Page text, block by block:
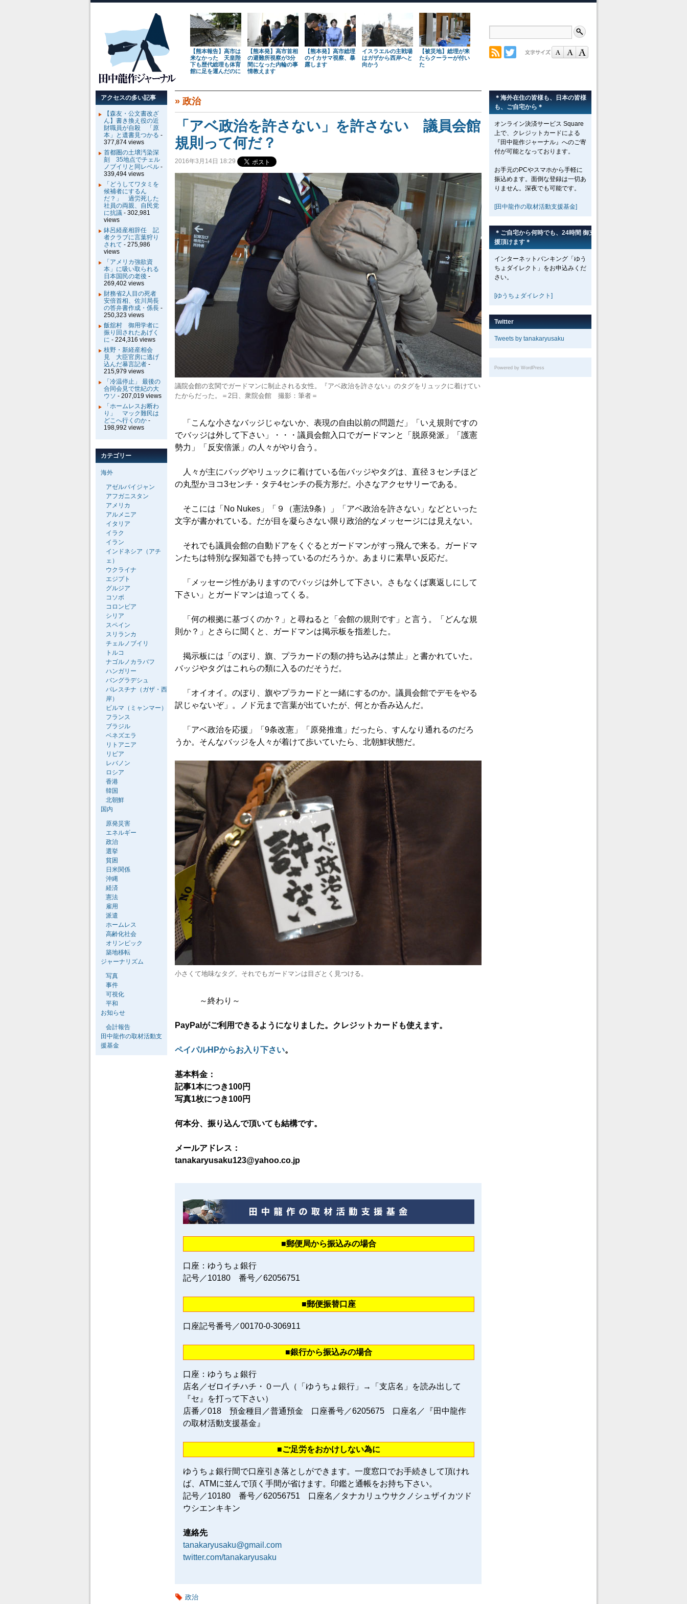
【熊本報告】高市は
来なかった 天皇陛
下も歴代総理も体育
館に足を運んだのに
【熊本発】高市首相
の避難所視察が3分
間になった内輪の事
情教えます
【熊本発】高市総理
のイカサマ視察、暴
露します
イスラエルの主戦場
はガザから西岸へと
向かう
【被災地】総理が来
たらクーラーが付い
た
» 政治
「アベ政治を許さない」を許さない 議員会館
規則って何だ？
2016年3月14日 18:29
議院会館の玄関でガードマンに制止される女性。『アベ政治を許さない』のタグをリュックに着けてい
たからだった。＝2日、衆院会館 撮影：筆者＝
「こんな小さなバッジじゃないか、表現の自由以前の問題だ」「いえ規則ですの
でバッジは外して下さい」・・・議員会館入口でガードマンと「脱原発派」「護憲
勢力」「反安倍派」の人々がやり合う。
人々が主にバッグやリュックに着けている缶バッジやタグは、直径３センチほど
の丸型かヨコ3センチ・タテ4センチの長方形だ。小さなアクセサリーである。
そこには「No Nukes」「９（憲法9条）」「アベ政治を許さない」などといった
文字が書かれている。だが目を凝らさない限り政治的なメッセージには見えない。
それでも議員会館の自動ドアをくぐるとガードマンがすっ飛んで来る。ガードマ
ンたちは特別な探知器でも持っているのだろうか。あまりに素早い反応だ。
「メッセージ性がありますのでバッジは外して下さい。さもなくば裏返しにして
下さい」とガードマンは迫ってくる。
「何の根拠に基づくのか？」と尋ねると「会館の規則です」と言う。「どんな規
則か？」とさらに聞くと、ガードマンは掲示板を指差した。
掲示板には「のぼり、旗、プラカードの類の持ち込みは禁止」と書かれていた。
バッジやタグはこれらの類に入るのだそうだ。
「オイオイ。のぼり、旗やプラカードと一緒にするのか。議員会館でデモをやる
訳じゃないぞ」。ノド元まで言葉が出ていたが、何とか呑み込んだ。
「アベ政治を応援」「9条改憲」「原発推進」だったら、すんなり通れるのだろ
うか。そんなバッジを人々が着けて歩いていたら、北朝鮮状態だ。
小さくて地味なタグ。それでもガードマンは目ざとく見つける。
～終わり～
PayPalがご利用できるようになりました。クレジットカードも使えます。
ペイパルHPからお入り下さい。
基本料金：
記事1本につき100円
写真1枚につき100円
何本分、振り込んで頂いても結構です。
メールアドレス：
tanakaryusaku123@yahoo.co.jp
■郵便局から振込みの場合
口座：ゆうちょ銀行
記号／10180 番号／62056751
■郵便振替口座
口座記号番号／00170‐0‐306911
■銀行から振込みの場合
口座：ゆうちょ銀行
店名／ゼロイチハチ・０一八（「ゆうちょ銀行」→「支店名」を読み出して
『セ』を打って下さい）
店番／018 預金種目／普通預金 口座番号／6205675 口座名／『田中龍作
の取材活動支援基金』
■ご足労をおかけしない為に
ゆうちょ銀行間で口座引き落としができます。一度窓口でお手続きして頂けれ
ば、ATMに並んで頂く手間が省けます。印鑑と通帳をお持ち下さい。
記号／10180 番号／62056751 口座名／タナカリュウサクノシュザイカツド
ウシエンキキン
連絡先
tanakaryusaku@gmail.com
twitter.com/tanakaryusaku
政治
＊海外在住の皆様も、日本の皆様
も、ご自宅から＊
オンライン決済サービス Square
上で、クレジットカードによる
『田中龍作ジャーナル』へのご寄
付が可能となっております。
お手元のPCやスマホから手軽に
振込めます。面倒な登録は一切あ
りません。深夜でも可能です。
[田中龍作の取材活動支援基金]
＊ご自宅から何時でも、24時間 御支
援頂けます＊
インターネットバンキング「ゆう
ちょダイレクト」をお申込みくだ
さい。
[ゆうちょダイレクト]
Twitter
Tweets by tanakaryusaku
Powered by WordPress
アクセスの多い記事
【森友・公文書改ざ
ん】書き換え役の近
財職員が自殺 「原
本」と遺書見つかる -
377,874 views
首都圏の土壌汚染深
刻 35地点でチェル
ノブイリと同レベル -
339,494 views
「どうしてワタミを
候補者にするん
だ？」 過労死した
社員の両親、自民党
に抗議 - 302,981
views
鉢呂経産相辞任 記
者クラブに言葉狩り
されて - 275,986
views
「アメリカ強欲資
本」に吸い取られる
日本国民の老後 -
269,402 views
財務省2人目の死者
安倍首相、佐川局長
の答弁書作成・係長 -
250,323 views
飯舘村 御用学者に
振り回されたあげく
に - 224,316 views
枝野・新経産相会
見 大臣官房に逃げ
込んだ暴言記者 -
215,979 views
「冷温停止」 最後の
合同会見で世紀の大
ウソ - 207,019 views
「ホームレスお断わ
り」 マック難民は
どこへ行くのか -
198,992 views
カテゴリー
海外
アゼルバイジャン
アフガニスタン
アメリカ
アルメニア
イタリア
イラク
イラン
インドネシア（アチ
ェ）
ウクライナ
エジプト
グルジア
コソボ
コロンビア
シリア
スペイン
スリランカ
チェルノブイリ
トルコ
ナゴルノカラバフ
ハンガリー
バングラデシュ
パレスチナ（ガザ・西
岸）
ビルマ（ミャンマー）
フランス
ブラジル
ベネズエラ
リトアニア
リビア
レバノン
ロシア
香港
韓国
北朝鮮
国内
原発災害
エネルギー
政治
選挙
貧困
日米関係
沖縄
経済
憲法
雇用
派遣
ホームレス
高齢化社会
オリンピック
築地移転
ジャーナリズム
写真
事件
可視化
平和
お知らせ
会計報告
田中龍作の取材活動支
援基金